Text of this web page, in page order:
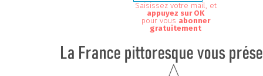
Saisissez votre mail, et
appuyez sur OK
pour vous abonner
gratuitement